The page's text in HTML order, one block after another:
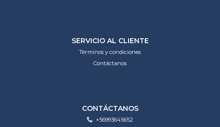
SERVICIO AL CLIENTE
Términos y condiciones
Contáctanos
CONTÁCTANOS
+56993645652